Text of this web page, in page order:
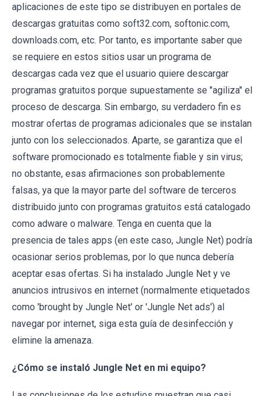
aplicaciones de este tipo se distribuyen en portales de
descargas gratuitas como soft32.com, softonic.com,
downloads.com, etc. Por tanto, es importante saber que
se requiere en estos sitios usar un programa de
descargas cada vez que el usuario quiere descargar
programas gratuitos porque supuestamente se "agiliza" el
proceso de descarga. Sin embargo, su verdadero fin es
mostrar ofertas de programas adicionales que se instalan
junto con los seleccionados. Aparte, se garantiza que el
software promocionado es totalmente fiable y sin virus;
no obstante, esas afirmaciones son probablemente
falsas, ya que la mayor parte del software de terceros
distribuido junto con programas gratuitos está catalogado
como adware o malware. Tenga en cuenta que la
presencia de tales apps (en este caso, Jungle Net) podría
ocasionar serios problemas, por lo que nunca debería
aceptar esas ofertas. Si ha instalado Jungle Net y ve
anuncios intrusivos en internet (normalmente etiquetados
como 'brought by Jungle Net' or 'Jungle Net ads') al
navegar por internet, siga esta guía de desinfección y
elimine la amenaza.
¿Cómo se instaló Jungle Net en mi equipo?